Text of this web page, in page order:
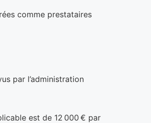
comme prestataires
par l’administration
est de 12 000 € par